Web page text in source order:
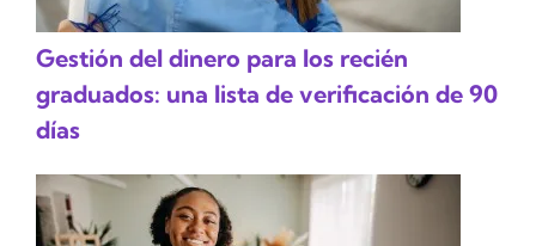
Gestión del dinero para los recién
graduados: una lista de verificación de 90
días